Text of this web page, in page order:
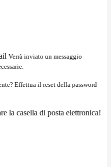
Verrà inviato un messaggio
Effettua il reset della password
la casella di posta elettronica!